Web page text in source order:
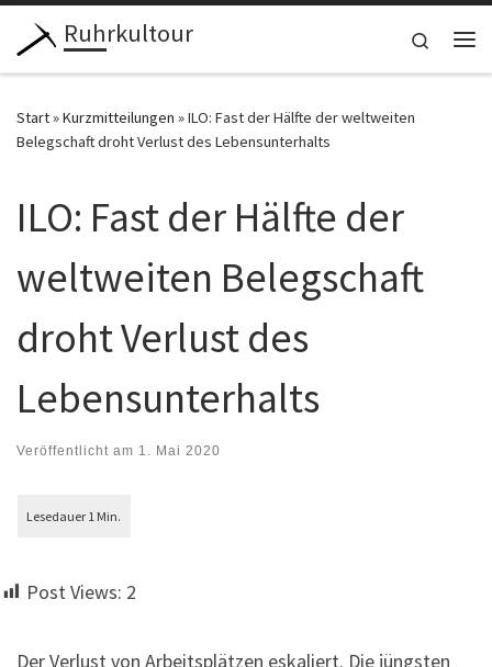
Zum Inhalt springen
Ruhrkultour
Search
Start»Kurzmitteilungen »ILO: Fast der Hälfte der weltweiten
Belegschaft droht Verlust des Lebensunterhalts
ILO: Fast der Hälfte der
weltweiten Belegschaft
droht Verlust des
Lebensunterhalts
Veröffentlicht am 1. Mai 2020
Post Views: 2
Der Verlust von Arbeitsplätzen eskaliert. Die jüngsten